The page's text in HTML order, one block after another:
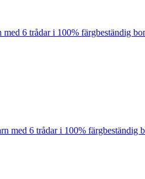
6 trådar i 100% färgbeständig
med 6 trådar i 100% färgbeständig